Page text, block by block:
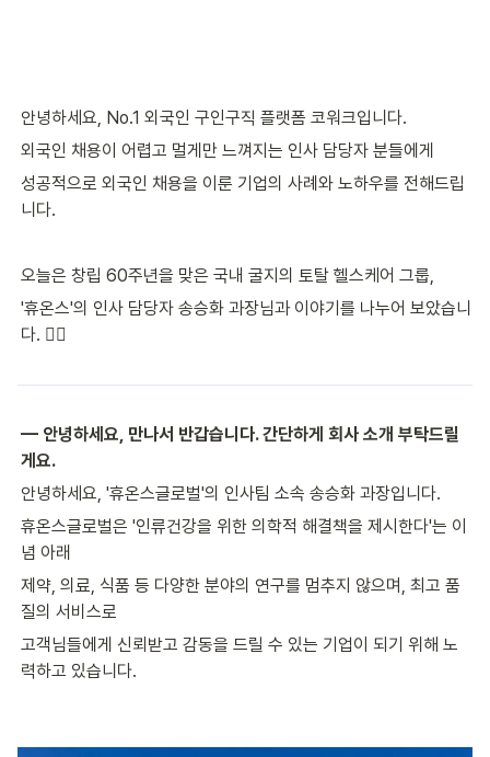
안녕하세요, No.1 외국인 구인구직 플랫폼 코워크입니다.
외국인 채용이 어렵고 멀게만 느껴지는 인사 담당자 분들에게
성공적으로 외국인 채용을 이룬 기업의 사례와 노하우를 전해드립
니다.
오늘은 창립 60주년을 맞은 국내 굴지의 토탈 헬스케어 그룹,
'휴온스'의 인사 담당자 송승화 과장님과 이야기를 나누어 보았습니
다. 👩‍⚕️
— 안녕하세요, 만나서 반갑습니다. 간단하게 회사 소개 부탁드릴
게요.
안녕하세요, '휴온스글로벌'의 인사팀 소속 송승화 과장입니다.
휴온스글로벌은 '인류건강을 위한 의학적 해결책을 제시한다'는 이
념 아래
제약, 의료, 식품 등 다양한 분야의 연구를 멈추지 않으며, 최고 품
질의 서비스로
고객님들에게 신뢰받고 감동을 드릴 수 있는 기업이 되기 위해 노
력하고 있습니다.